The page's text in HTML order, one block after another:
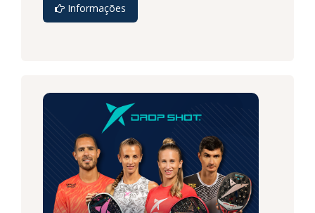
Informações